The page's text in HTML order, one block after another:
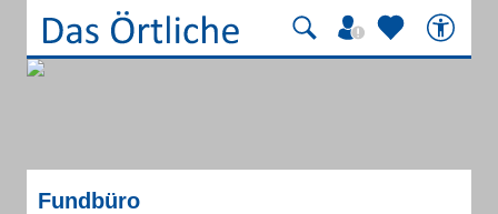
Fundbüro